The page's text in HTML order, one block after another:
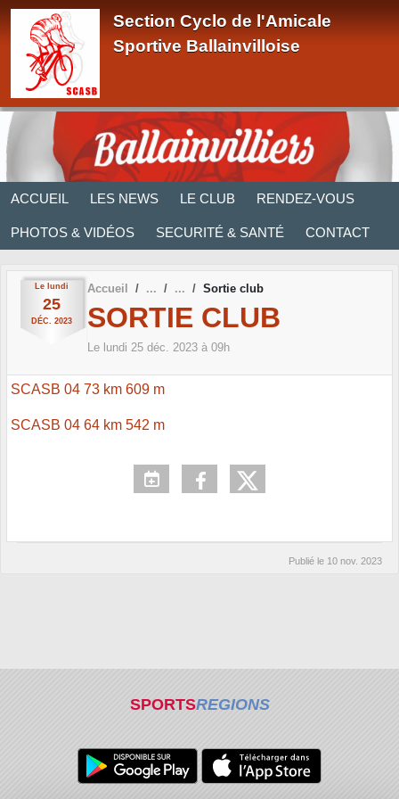
Section Cyclo de l'Amicale
Sportive Ballainvilloise
ACCUEIL LES NEWS LE CLUB RENDEZ-VOUS
PHOTOS & VIDÉOS SECURITÉ & SANTÉ CONTACT
Le lundi
25
DÉC. 2023
Accueil Sortie club
SORTIE CLUB
Le lundi 25 déc. 2023 à 09h
SCASB 04 73 km 609 m
SCASB 04 64 km 542 m
Publié le 10 nov. 2023
SPORTSREGIONS
Panneau de gestion des cookies